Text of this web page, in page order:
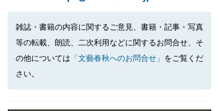
雑誌・書籍の内容に関するご意見、書籍・記事・写真
等の転載、朗読、二次利用などに関するお問合せ、そ
の他については 「文藝春秋へのお問合せ」
をご覧くだ
さい。